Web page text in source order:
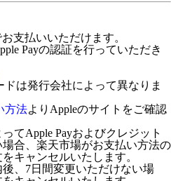
支払いいただけます。
Payの認証を行っていただき
ドは発行会社によって異なりま
方法よりAppleのサイトをご確認
てApple Payおよびクレジット
合、楽天市場がお支払い方法の
キャンセルいたします。
、7日間変更いただけない場